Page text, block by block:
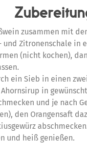
zusammen mit
und Zitronenschale in
(nicht kochen),
ein Sieb in einen
in
und je nach
den Orangensaft
und heiß genießen.